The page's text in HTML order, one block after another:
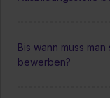
Bis wann muss
bewerben?